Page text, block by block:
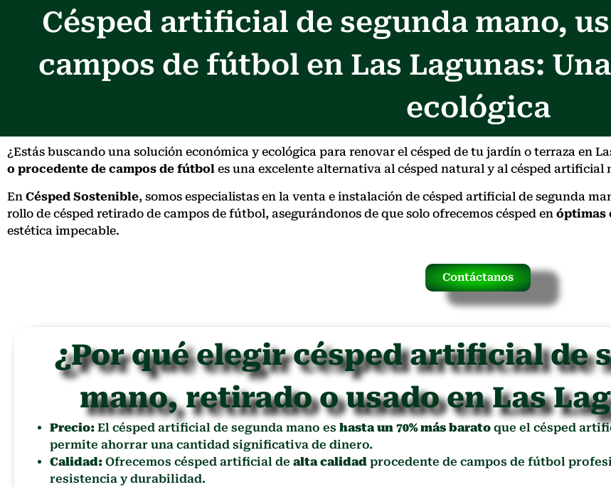
Césped artificial de segunda mano,
campos de fútbol en Las Lagunas:
ecológica
¿Estás buscando una solución económica y ecológica para renovar el césped de tu jardín o terraza en
o procedente de campos de fútbol es una excelente alternativa al césped natural y al césped artificial
En Césped Sostenible, somos especialistas en la venta e instalación de césped artificial de segunda
rollo de césped retirado de campos de fútbol, asegurándonos de que solo ofrecemos césped en óptimas
estética impecable.
Contáctanos
¿Por qué elegir césped artificial de
mano, retirado o usado en Las
Precio: El césped artificial de segunda mano es hasta un 70% más barato que el césped
permite ahorrar una cantidad significativa de dinero.
Calidad: Ofrecemos césped artificial de alta calidad procedente de campos de fútbol
resistencia y durabilidad.